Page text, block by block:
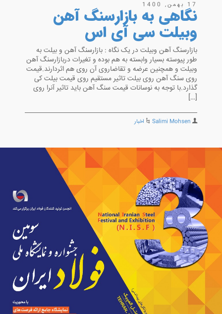
17 بهمن, 1400
نگاهی به بازارسنگ آهن
وبیلت سی آی اس
بازارسنگ آهن وبیلت در یک نگاه : بازارسنگ آهن و بیلت به
طور پیوسته بسیار وابسته به هم بوده و تغیرات دربازارسنگ آهن
وبیلت و همچنین عرضه و تقاضاروی آن روی هم اثردارند.قیمت
روی سنگ آهن روی بیلت تاثیر مستقیم روی قیمت بیلت کی
گذارد.با توجه به نوسانات قیمت سنگ آهن باید تاثیر آنرا روی
[…]
Salimi Mohsen اخبار